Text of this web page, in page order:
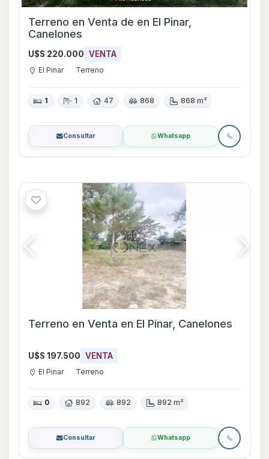
Terreno en Venta de en El Pinar,
Canelones
U$S 220.000 VENTA
El Pinar Terreno
1 1 47 868 868 m²
Consultar Whatsapp
Terreno en Venta en El Pinar, Canelones
U$S 197.500 VENTA
El Pinar Terreno
0 892 892 892 m²
Consultar Whatsapp